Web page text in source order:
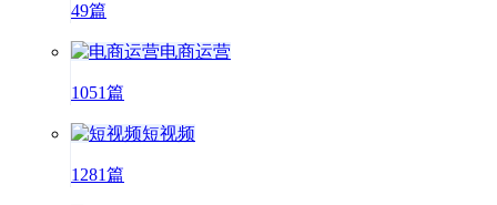
49篇
电商运营
1051篇
短视频
1281篇